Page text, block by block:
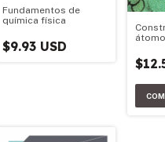
Fundamentos de
química física
$9.93 USD